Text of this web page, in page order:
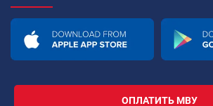
ОПЛАТИТЬ МВУ